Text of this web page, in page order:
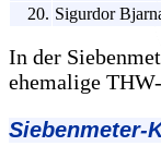
20. Sigurdor
In der
ehemalige
Siebenmeter-